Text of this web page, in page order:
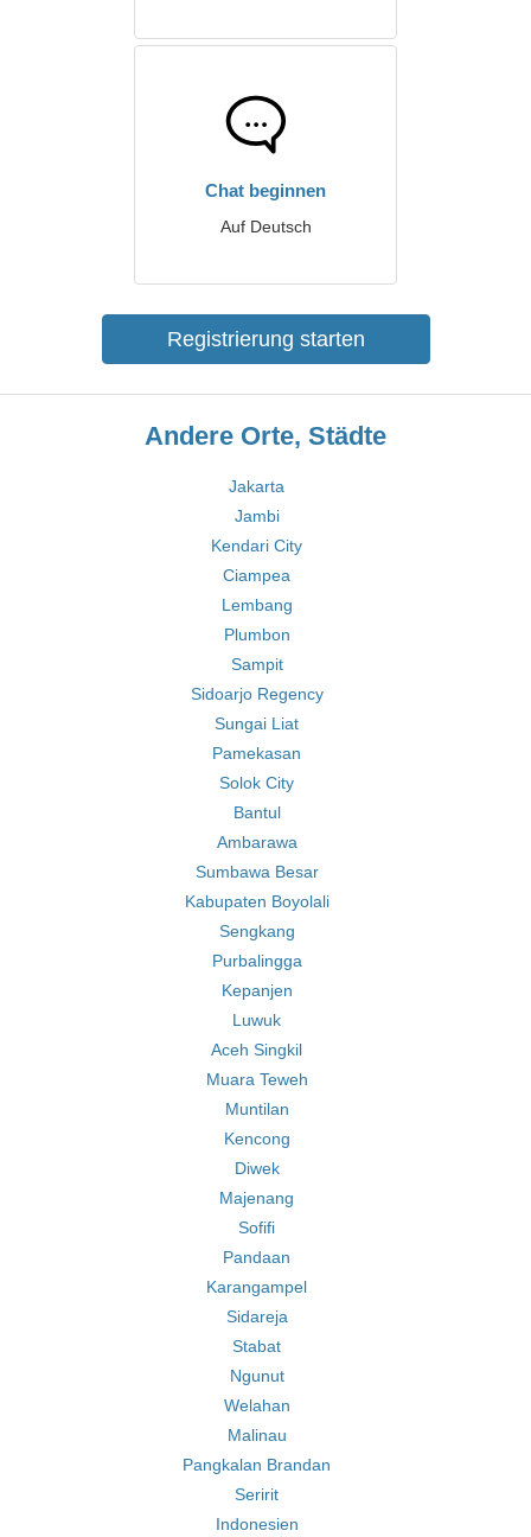
Chat beginnen
Auf Deutsch
Registrierung starten
Andere Orte, Städte
Jakarta
Jambi
Kendari City
Ciampea
Lembang
Plumbon
Sampit
Sidoarjo Regency
Sungai Liat
Pamekasan
Solok City
Bantul
Ambarawa
Sumbawa Besar
Kabupaten Boyolali
Sengkang
Purbalingga
Kepanjen
Luwuk
Aceh Singkil
Muara Teweh
Muntilan
Kencong
Diwek
Majenang
Sofifi
Pandaan
Karangampel
Sidareja
Stabat
Ngunut
Welahan
Malinau
Pangkalan Brandan
Seririt
Indonesien